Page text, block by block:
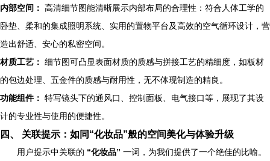
内部空间： 高清细节图能清晰展示内部布局的合理性：符合人体工学的
卧垫、柔和的集成照明系统、实用的置物平台及高效的空气循环设计，营
造出舒适、安心的私密空间。
材质工艺： 细节图可凸显表面材质的质感与拼接工艺的精细度，如板材
的包边处理、五金件的质感与耐用性，无不体现制造的精良。
功能组件： 特写镜头下的通风口、控制面板、电气接口等，展现了其设
计的专业性与使用的便捷性。
四、 关联提示：如同“化妆品”般的空间美化与体验升级
用户提示中关联的 “化妆品” 一词，为我们提供了一个绝佳的比喻。